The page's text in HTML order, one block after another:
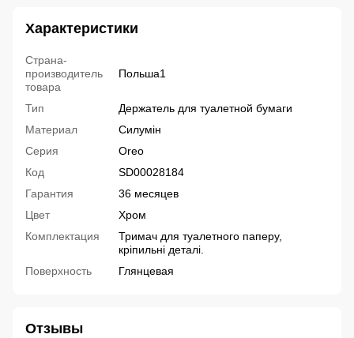
Характеристики
Страна-
производитель
товара
Польша1
Тип
Держатель для туалетной бумаги
Материал
Силумін
Серия
Oreo
Код
SD00028184
Гарантия
36 месяцев
Цвет
Хром
Комплектация
Тримач для туалетного паперу,
кріпильні деталі.
Поверхность
Глянцевая
Отзывы